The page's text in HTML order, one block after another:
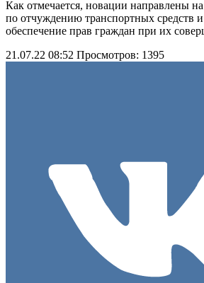
Как отмечается, новации направлены
по отчуждению транспортных средств
обеспечение прав граждан при их
21.07.22 08:52 Просмотров: 1395